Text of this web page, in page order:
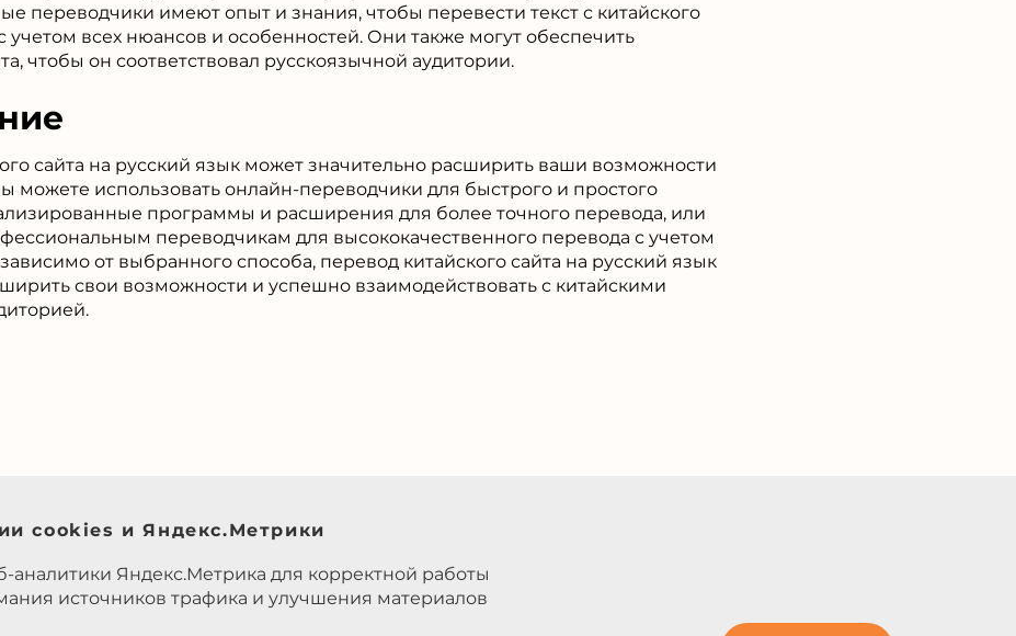
переводчики имеют опыт и знания, чтобы перевести текст с китайского
учетом всех нюансов и особенностей. Они также могут обеспечить
чтобы он соответствовал русскоязычной аудитории.
сайта на русский язык может значительно расширить ваши возможности
можете использовать онлайн-переводчики для быстрого и простого
программы и расширения для более точного перевода, или
переводчикам для высококачественного перевода с учетом
от выбранного способа, перевод китайского сайта на русский язык
свои возможности и успешно взаимодействовать с китайскими
cookies и Яндекс.Метрики
Яндекс.Метрика для корректной работы
источников трафика и улучшения материалов